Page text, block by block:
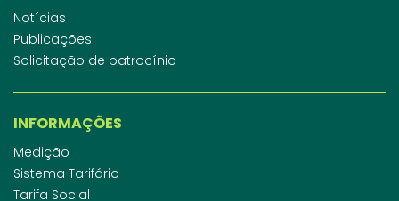
Notícias
Publicações
Solicitação de patrocínio
INFORMAÇÕES
Medição
Sistema Tarifário
Tarifa Social